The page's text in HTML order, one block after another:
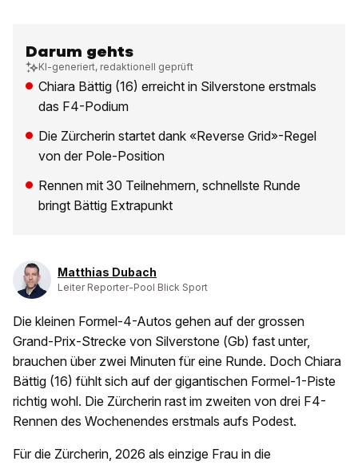
Darum gehts
KI-generiert, redaktionell geprüft
Chiara Bättig (16) erreicht in Silverstone erstmals
das F4-Podium
Die Zürcherin startet dank «Reverse Grid»-Regel
von der Pole-Position
Rennen mit 30 Teilnehmern, schnellste Runde
bringt Bättig Extrapunkt
Matthias Dubach
Leiter Reporter-Pool Blick Sport
Die kleinen Formel-4-Autos gehen auf der grossen
Grand-Prix-Strecke von Silverstone (Gb) fast unter,
brauchen über zwei Minuten für eine Runde. Doch Chiara
Bättig (16) fühlt sich auf der gigantischen Formel-1-Piste
richtig wohl. Die Zürcherin rast im zweiten von drei F4-
Rennen des Wochenendes erstmals aufs Podest.
Für die Zürcherin, 2026 als einzige Frau in die